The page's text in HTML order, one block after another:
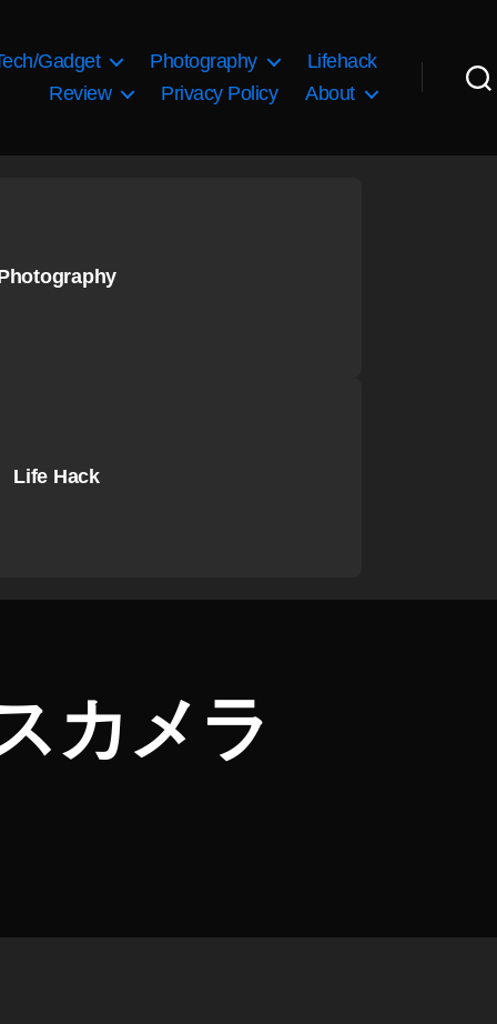
Gadget Photography
Lifehack
Review
Privacy Policy About
Life Hack
カメラ